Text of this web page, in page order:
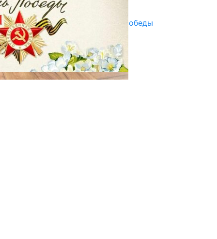
29.04.2025
Награды в преддверии Дня Победы
29.04.2025